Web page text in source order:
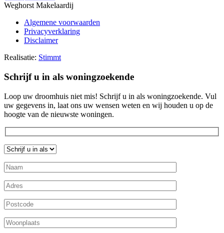
Weghorst Makelaardij
Algemene voorwaarden
Privacyverklaring
Disclaimer
Realisatie: Stimmt
Schrijf u in als woningzoekende
Loop uw droomhuis niet mis! Schrijf u in als woningzoekende. Vul
uw gegevens in, laat ons uw wensen weten en wij houden u op de
hoogte van de nieuwste woningen.